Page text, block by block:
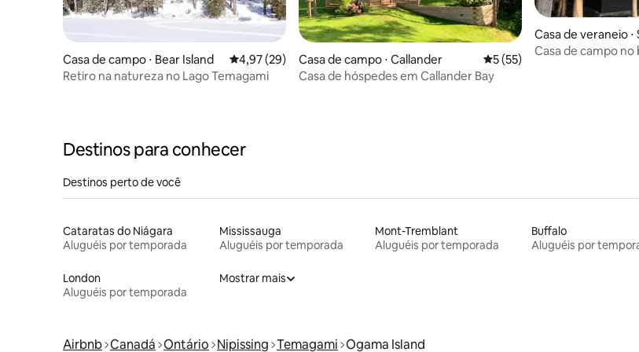
Casa de campo ⋅ Bear Island 4,97 de uma avaliação média de 5, 29 avaliações
4,97 (29)
Retiro na natureza no Lago Temagami
Casa de campo ⋅ Callander 5 de uma avaliação média de
5 (55)
Casa de hóspedes em Callander Bay
Casa de veraneio ⋅
o-de-Guigues
Casa de campo no
Destinos para conhecer
Destinos perto de você
Cataratas do Niágara
Aluguéis por temporada
Mississauga
Aluguéis por temporada
Mont-Tremblant
Aluguéis por temporada
Buffalo
Aluguéis por
London
Aluguéis por temporada
Mostrar mais
Airbnb Canadá Ontário Nipissing Temagami Ogama Island